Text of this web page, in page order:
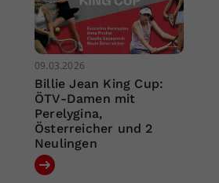
09.03.2026
Billie Jean King Cup:
ÖTV-Damen mit
Perelygina,
Österreicher und 2
Neulingen